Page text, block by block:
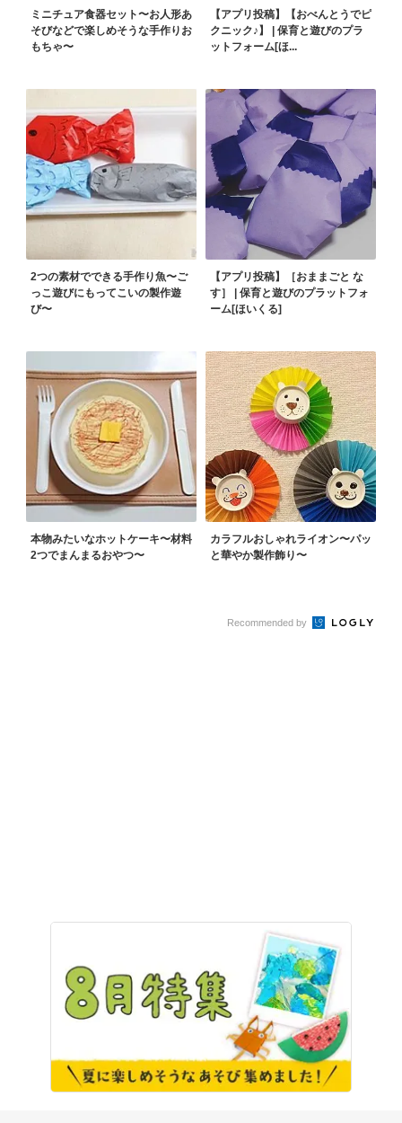
ミニチュア食器セット〜お人形あ
そびなどで楽しめそうな手作りお
もちゃ〜
【アプリ投稿】【おべんとうでピ
クニック♪】 | 保育と遊びのプラ
ットフォーム[ほ...
2つの素材でできる手作り魚〜ご
っこ遊びにもってこいの製作遊
び〜
【アプリ投稿】［おままごと な
す］ | 保育と遊びのプラットフォ
ーム[ほいくる]
本物みたいなホットケーキ〜材料
2つでまんまるおやつ〜
カラフルおしゃれライオン〜パッ
と華やか製作飾り〜
Recommended by